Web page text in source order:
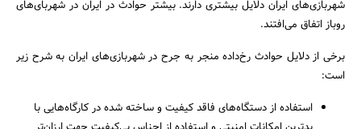
شهربازی‌های ایران دلایل بیشتری دارند. بیشتر حوادث در ایران در شهربای‌های
روباز اتفاق می‌افتند.
برخی از دلایل حوادث رخ‌داده منجر به جرح در شهربازی‌های ایران به شرح زیر
است:
استفاده از دستگاه‌های فاقد کیفیت و ساخته شده در کارگاه‌هایی با